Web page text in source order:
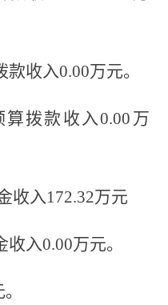
款收入0.00万元。
算拨款收入0.00 万
收入172.32万元
收入0.00万元。